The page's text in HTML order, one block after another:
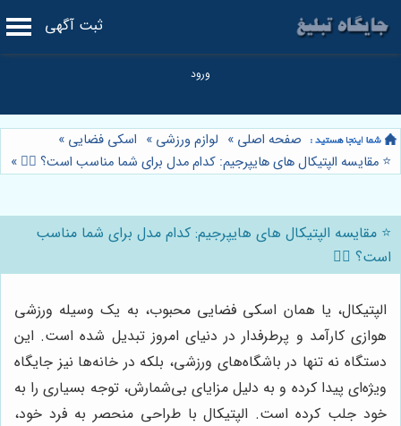
ثبت آگهی
صفحه اصلی » لوازم ورزشی » اسکی فضایی »
⭐️ مقایسه الپتیکال های هایپرجیم: کدام مدل برای شما مناسب است؟ 🏃‍♀️ »
⭐️ مقایسه الپتیکال های هایپرجیم: کدام مدل برای شما مناسب
است؟ 🏃‍♀️
الپتیکال، یا همان اسکی فضایی محبوب، به یک وسیله ورزشی
هوازی کارآمد و پرطرفدار در دنیای امروز تبدیل شده است. این
دستگاه نه تنها در باشگاه‌های ورزشی، بلکه در خانه‌ها نیز جایگاه
ویژه‌ای پیدا کرده و به دلیل مزایای بی‌شمارش، توجه بسیاری را به
خود جلب کرده است. الپتیکال با طراحی منحصر به فرد خود،